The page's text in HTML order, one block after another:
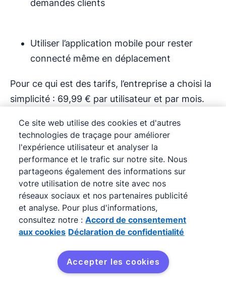
demandes clients
Utiliser l’application mobile pour rester
connecté même en déplacement
Pour ce qui est des tarifs, l’entreprise a choisi la
simplicité : 69,99 € par utilisateur et par mois.
Salesforce
Salesforce est l’un des CRM les plus réputés du
marché et probablement la meilleure alternative
à HubSpot pour les très grandes entreprises.
Plébiscité par les groupes internationaux, il se
distingue par sa capacité à couvrir tous les
aspects de la relation client, du marketing à la
vente, en passant par le service après-vente et
Essayez gratuitement
Ce site web utilise des cookies et d'autres
technologies de traçage pour améliorer
l'expérience utilisateur et analyser la
performance et le trafic sur notre site. Nous
partageons également des informations sur
votre utilisation de notre site avec nos
réseaux sociaux et nos partenaires publicité
et analyse. Pour plus d'informations,
consultez notre : Accord de consentement
aux cookies Déclaration de confidentialité
Accepter les cookies